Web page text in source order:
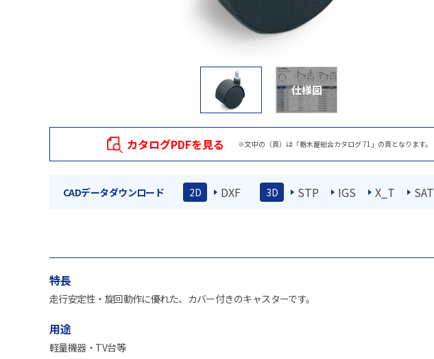
仕様図
カタログPDFを見る ※文中の（頁）は「栃木屋総合カタログ 71」の頁となります。
CADデータダウンロード 2D DXF 3D STP IGS X_T SAT
特長
走行安定性・旋回動作に優れた、カバー付きのキャスターです。
用途
軽量機器・TV台等